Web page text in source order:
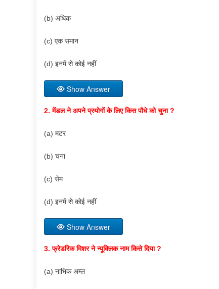
(b) अधिक
(c) एक समान
(d) इनमें से कोई नहीं
Show Answer
2. मेंडल ने अपने प्रयोगों के लिए किस पौधे को चुना ?
(a) मटर
(b) चना
(c) सेम
(d) इनमें से कोई नहीं
Show Answer
3. फ्रेडरिक मिशर ने न्यूक्लिक नाम किसे दिया ?
(a) नाभिक अम्ल